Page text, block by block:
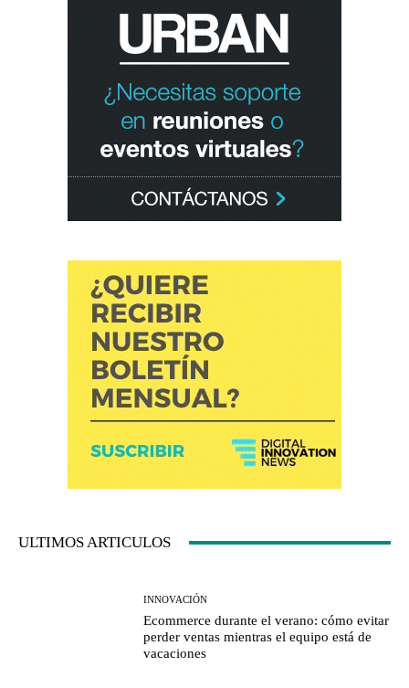
ULTIMOS ARTICULOS
INNOVACIÓN
Ecommerce durante el verano: cómo evitar
perder ventas mientras el equipo está de
vacaciones